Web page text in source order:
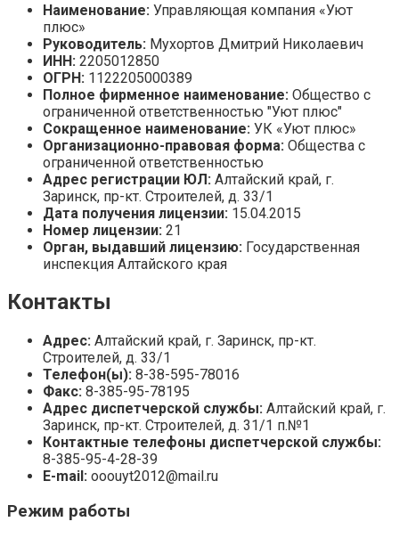
Наименование: Управляющая компания «Уют
плюс»
Руководитель: Мухортов Дмитрий Николаевич
ИНН: 2205012850
ОГРН: 1122205000389
Полное фирменное наименование: Общество с
ограниченной ответственностью "Уют плюс"
Сокращенное наименование: УК «Уют плюс»
Организационно-правовая форма: Общества с
ограниченной ответственностью
Адрес регистрации ЮЛ: Алтайский край, г.
Заринск, пр-кт. Строителей, д. 33/1
Дата получения лицензии: 15.04.2015
Номер лицензии: 21
Орган, выдавший лицензию: Государственная
инспекция Алтайского края
Контакты
Адрес: Алтайский край, г. Заринск, пр-кт.
Строителей, д. 33/1
Телефон(ы): 8-38-595-78016
Факс: 8-385-95-78195
Адрес диспетчерской службы: Алтайский край, г.
Заринск, пр-кт. Строителей, д. 31/1 п.№1
Контактные телефоны диспетчерской службы:
8-385-95-4-28-39
E-mail: ooouyt2012@mail.ru
Режим работы